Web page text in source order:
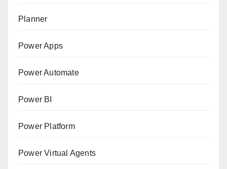
Planner
Power Apps
Power Automate
Power BI
Power Platform
Power Virtual Agents